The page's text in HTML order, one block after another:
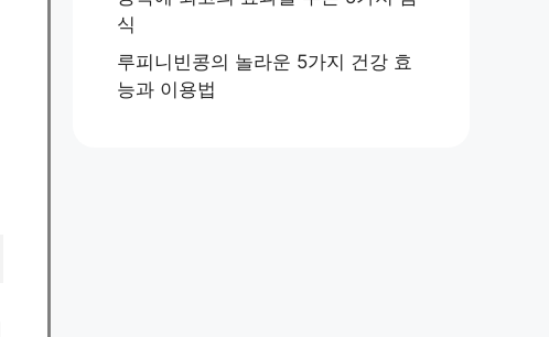
식
루피니빈콩의 놀라운 5가지 건강 효
능과 이용법